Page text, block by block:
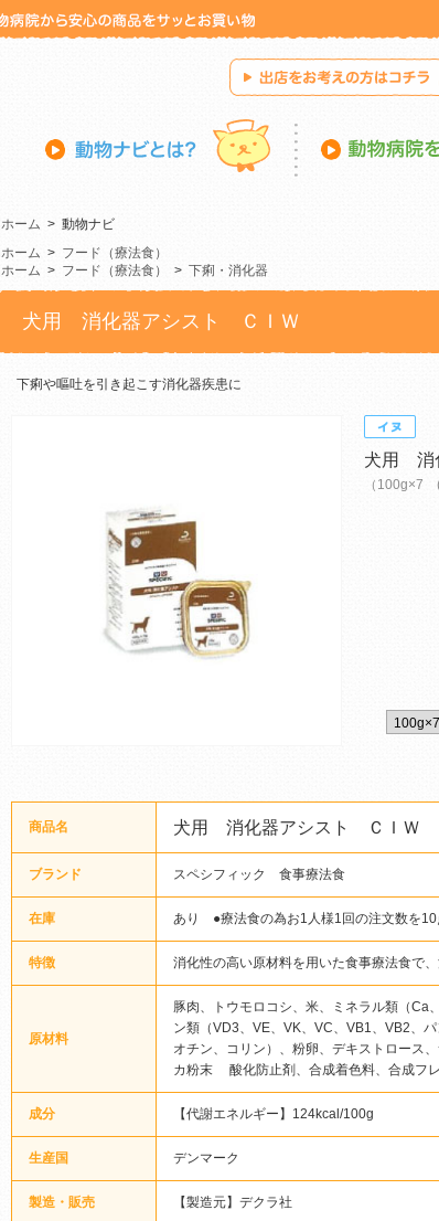
ホーム > 動物ナビ
ホーム > フード（療法食）
ホーム > フード（療法食） > 下痢・消化器
犬用 消化器アシスト ＣＩＷ
下痢や嘔吐を引き起こす消化器疾患に
犬用 消
（100g×7
商品名 犬用 消化器アシスト ＣＩＷ
ブランド スペシフィック 食事療法食
在庫 あり ●療法食の為お1人様1回の注文数を10
特徴 消化性の高い原材料を用いた食事療法食で
原材料
豚肉、トウモロコシ、米、ミネラル類（Ca
ン類（VD3、VE、VK、VC、VB1、VB2、
オチン、コリン）、粉卵、デキストロース
カ粉末 酸化防止剤、合成着色料、合成フレ
成分 【代謝エネルギー】124kcal/100g
生産国 デンマーク
製造・販売 【製造元】デクラ社